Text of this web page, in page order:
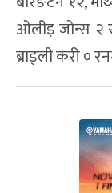
ओलीइ जोन्स २
ब्राड्ली करी ०